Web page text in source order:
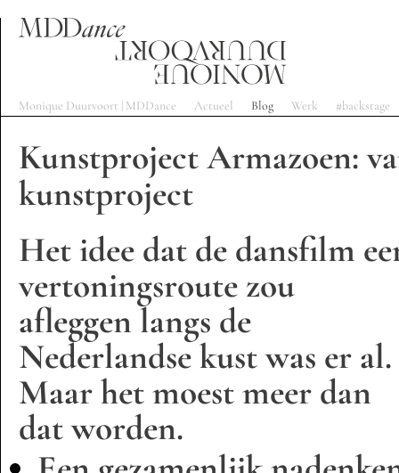
Monique Duurvoort | MDDance Actueel Blog Werk #backstage
Kunstproject Armazoen:
kunstproject
Het idee dat de dansfilm
vertoningsroute zou
afleggen langs de
Nederlandse kust was er al.
Maar het moest meer dan
dat worden.